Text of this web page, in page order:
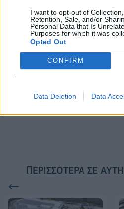
I want to opt-out of Collection,
Retention, Sale, and/or
Personal Data that Is
Purposes for which it was
Opted Out
CONFIRM
Data Deletion Data
18η συνεχόμενη χρονιά για τον ΟΤΕ
ΠΕΡΙΣΣΌΤΕΡΑ ΣΕ